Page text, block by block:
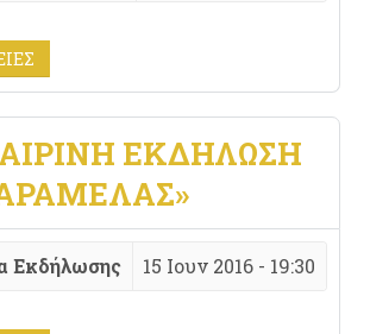
ΕΚΔΉΛΩΣΗ
Εκδήλωσης 15 Ιουν 2016 - 19:30